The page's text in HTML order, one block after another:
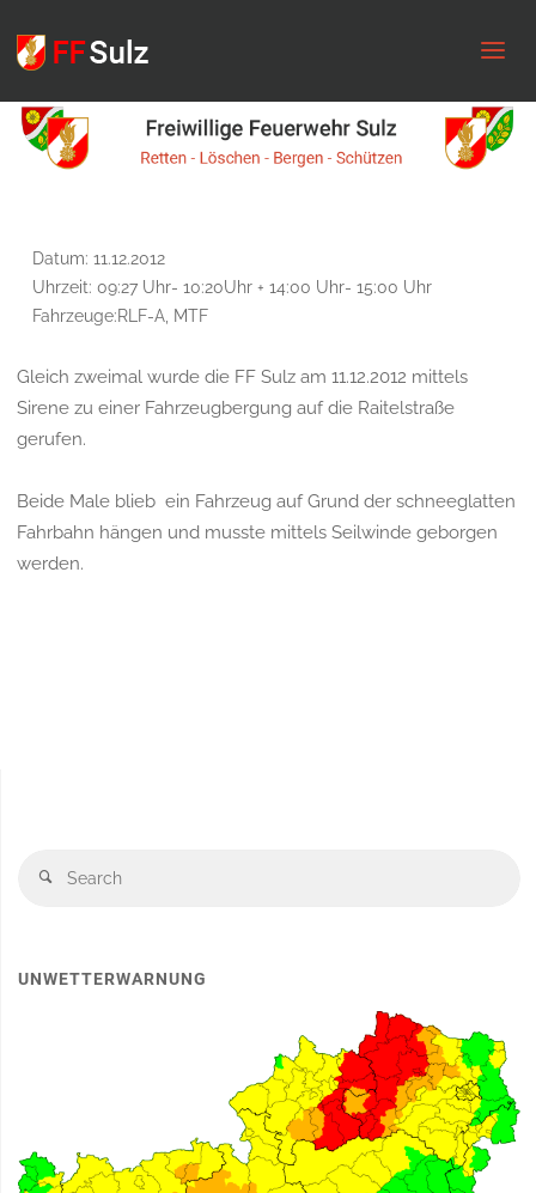
Datum: 11.12.2012
Uhrzeit: 09:27 Uhr- 10:20Uhr + 14:00 Uhr- 15:00 Uhr
Fahrzeuge:RLF-A, MTF
Gleich zweimal wurde die FF Sulz am 11.12.2012 mittels
Sirene zu einer Fahrzeugbergung auf die Raitelstraße
gerufen.
Beide Male blieb ein Fahrzeug auf Grund der schneeglatten
Fahrbahn hängen und musste mittels Seilwinde geborgen
werden.
Search
UNWETTERWARNUNG